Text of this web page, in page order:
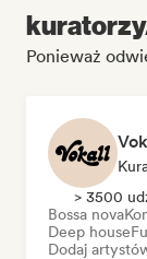
Ponieważ
> 3500
Bossa nova
Deep house
Dodaj